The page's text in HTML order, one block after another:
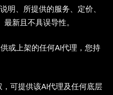
明、所提供的服务、定价、
新且不具误导性。
或上架的任何AI代理，您持
可提供该AI代理及任何底层